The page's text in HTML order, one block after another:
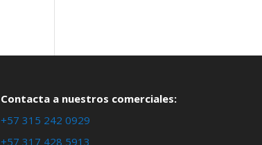
Contacta a nuestros comerciales:
+57 315 242 0929
+57 317 428 5913